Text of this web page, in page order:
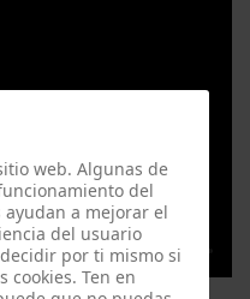
web. Algunas de
del
a mejorar el
del usuario
por ti mismo si
cookies. Ten en